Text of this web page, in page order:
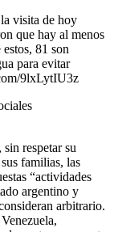
visita de hoy
que hay al menos
81 son
para evitar
9lxLytIU3z
respetar su
familias, las
“actividades
argentino y
arbitrario.